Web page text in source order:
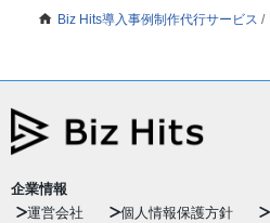
Biz Hits導入事例制作代行サービス /
企業情報
運営会社
個人情報保護方針